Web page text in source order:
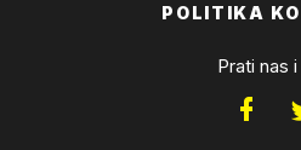
POLITIKA
Prati nas i